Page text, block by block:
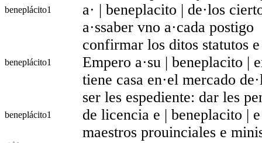
beneplácito1
a· | beneplacito | de·los
a·ssaber vno a·cada postigo
beneplácito1
confirmar los ditos statutos
Empero a·su | beneplacito |
tiene casa en·el mercado
beneplácito1
ser les espediente: dar les
de licencia e | beneplacito |
maestros prouinciales e